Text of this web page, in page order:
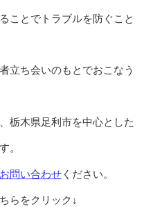
ことでトラブルを防ぐこと
立ち会いのもとでおこなう
栃木県足利市を中心とした
。
お問い合わせください。
らをクリック↓